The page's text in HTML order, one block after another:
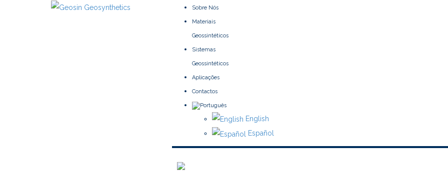
Sobre Nós
Materiais
Geossintéticos
Sistemas
Geossintéticos
Aplicações
Contactos
English
Español